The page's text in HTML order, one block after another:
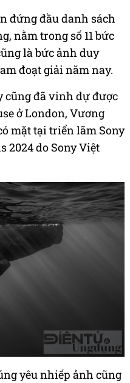
đứng đầu danh sách
nằm trong số 11 bức
là bức ảnh duy
đoạt giải năm nay.
cũng đã vinh dự được
ở London, Vương
mặt tại triển lãm Sony
2024 do Sony Việt
yêu nhiếp ảnh cũng